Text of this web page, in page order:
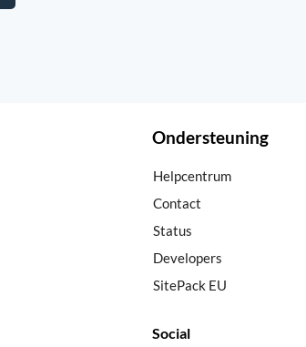
Ondersteuning
Helpcentrum
Contact
Status
Developers
SitePack EU
Social